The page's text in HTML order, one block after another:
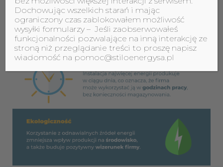
Dochowując wszelkich starań i mając
ograniczony czas zablokowałem możliwość
wysyłki formularzy – Jeśli zaobserwowałeś
funkcjonalności pozwalające na inną interakcję ze
stroną niż przeglądanie treści to proszę napisz
wiadomość na pomoc@stiloenergysa.pl